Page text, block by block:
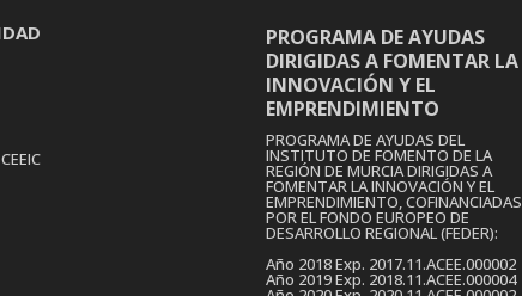
PROGRAMA DE AYUDAS
DIRIGIDAS A FOMENTAR LA
INNOVACIÓN Y EL
EMPRENDIMIENTO
PROGRAMA DE AYUDAS DEL
INSTITUTO DE FOMENTO DE LA
REGIÓN DE MURCIA DIRIGIDAS A
FOMENTAR LA INNOVACIÓN Y EL
EMPRENDIMIENTO, COFINANCIADAS
POR EL FONDO EUROPEO DE
DESARROLLO REGIONAL (FEDER):
Año 2018 Exp. 2017.11.ACEE.000002
Año 2019 Exp. 2018.11.ACEE.000004